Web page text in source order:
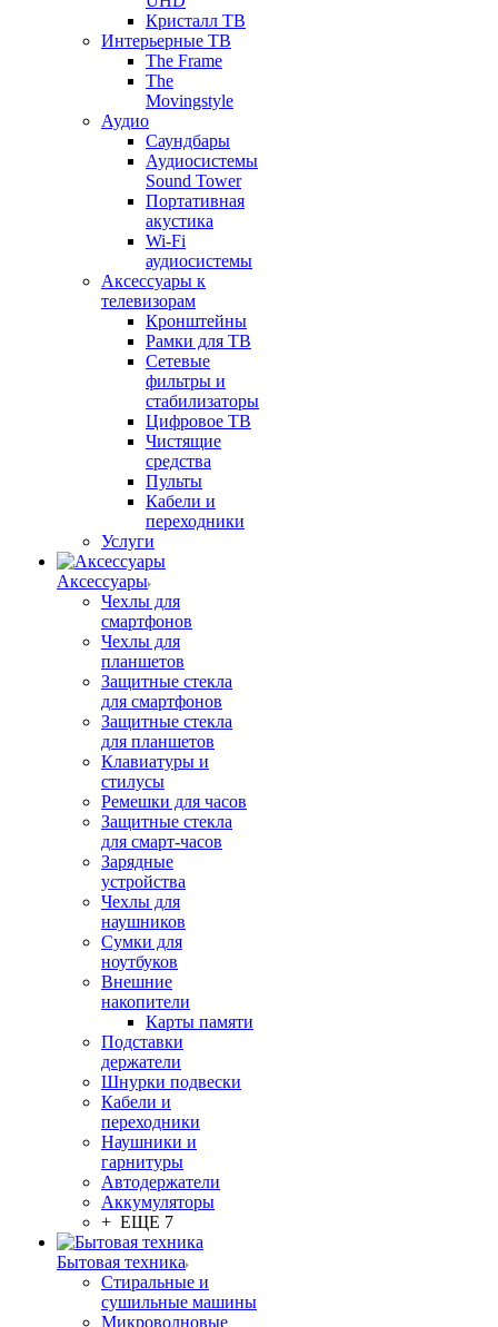
Кристалл ТВ
Интерьерные ТВ
The Frame
The
Movingstyle
Аудио
Саундбары
Аудиосистемы
Sound Tower
Портативная
акустика
Wi-Fi
аудиосистемы
Аксессуары к
телевизорам
Кронштейны
Рамки для ТВ
Сетевые
фильтры и
стабилизаторы
Цифровое ТВ
Чистящие
средства
Пульты
Кабели и
переходники
Услуги
Аксессуары
Чехлы для
смартфонов
Чехлы для
планшетов
Защитные стекла
для смартфонов
Защитные стекла
для планшетов
Клавиатуры и
стилусы
Ремешки для часов
Защитные стекла
для смарт-часов
Зарядные
устройства
Чехлы для
наушников
Сумки для
ноутбуков
Внешние
накопители
Карты памяти
Подставки
держатели
Шнурки подвески
Кабели и
переходники
Наушники и
гарнитуры
Автодержатели
Аккумуляторы
+ ЕЩЕ 7
Бытовая техника
Стиральные и
сушильные машины
Микроволновые